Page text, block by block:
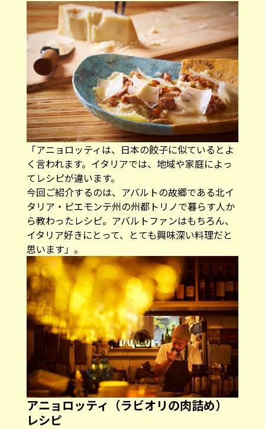
「アニョロッティは、日本の餃子に似ているとよ
く言われます。イタリアでは、地域や家庭によっ
てレシピが違います。
今回ご紹介するのは、アバルトの故郷である北イ
タリア・ピエモンテ州の州都トリノで暮らす人か
ら教わったレシピ。アバルトファンはもちろん、
イタリア好きにとって、とても興味深い料理だと
思います」。
アニョロッティ（ラビオリの肉詰め）
レシピ